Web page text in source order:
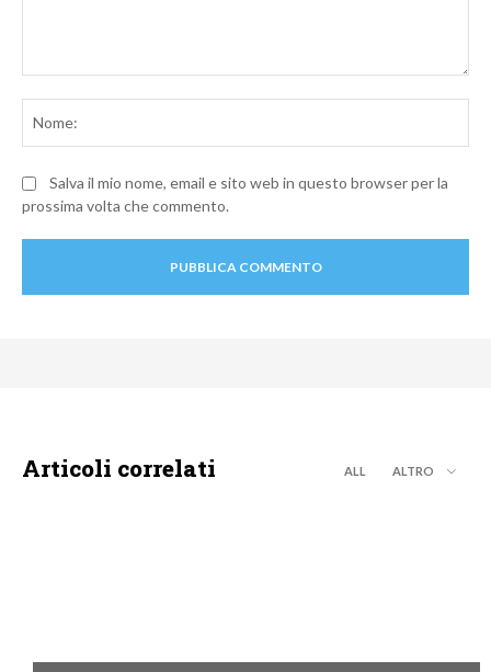
Salva il mio nome, email e sito web in questo browser per la
prossima volta che commento.
Articoli correlati ALL ALTRO